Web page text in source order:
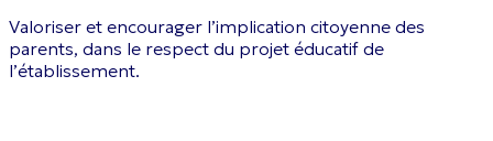
Valoriser et encourager l’implication citoyenne des
parents, dans le respect du projet éducatif de
l’établissement.